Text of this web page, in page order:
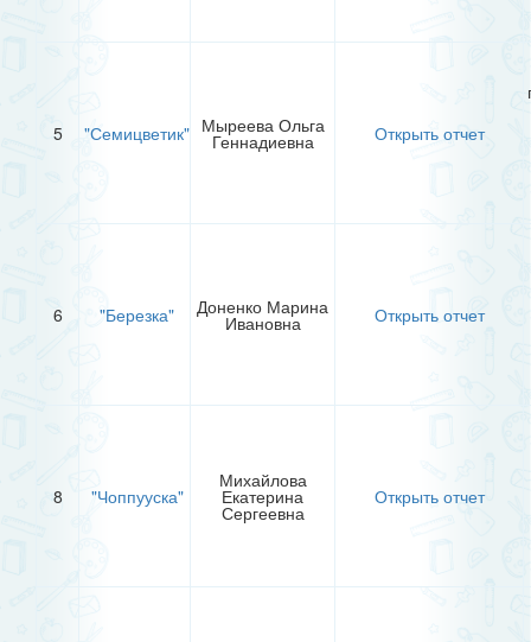
5 "Семицветик" Мыреева Ольга
Геннадиевна Открыть отчет
6 "Березка" Доненко Марина
Ивановна Открыть отчет
8 "Чоппууска"
Михайлова
Екатерина
Сергеевна
Открыть отчет